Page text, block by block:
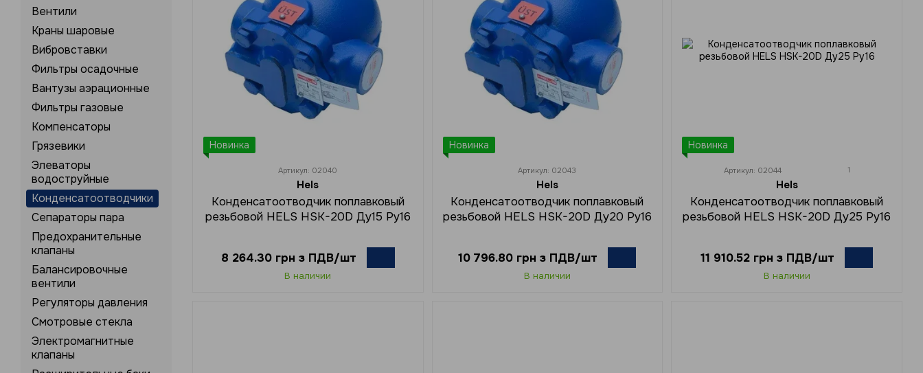
Новинка
Артикул: 02040
Hels
Конденсатоотводчик поплавковый
резьбовой HELS HSK-20D Ду15 Ру16
8 264.30 грн з ПДВ/шт
В наличии
Новинка
Артикул: 02043
Hels
Конденсатоотводчик поплавковый
резьбовой HELS HSK-20D Ду20 Ру16
10 796.80 грн з ПДВ/шт
В наличии
Новинка
Артикул: 02044 1
Hels
Конденсатоотводчик поплавковый
резьбовой HELS HSK-20D Ду25 Ру16
11 910.52 грн з ПДВ/шт
В наличии
Вентили
Краны шаровые
Вибровставки
Фильтры осадочные
Вантузы аэрационные
Фильтры газовые
Компенсаторы
Грязевики
Элеваторы
водоструйные
Конденсатоотводчики
Сепараторы пара
Предохранительные
клапаны
Балансировочные
вентили
Регуляторы давления
Смотровые стекла
Электромагнитные
клапаны